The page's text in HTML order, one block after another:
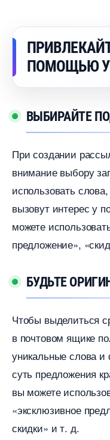
ПОМОЩЬЮ
ЫБИРАЙТЕ
При создании
нимание выбору
использовать
ызовут интерес у
можете
предложение»,
БУДЬТЕ
Чтобы выделиться
почтовом ящике
уникальные слова
суть предложения
ы можете
«эксклюзивное
скидки» и т. д.